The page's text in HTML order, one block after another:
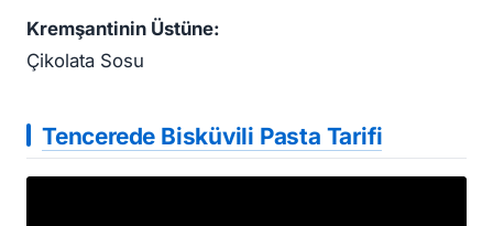
Kremşantinin Üstüne:
Çikolata Sosu
Tencerede Bisküvili Pasta Tarifi